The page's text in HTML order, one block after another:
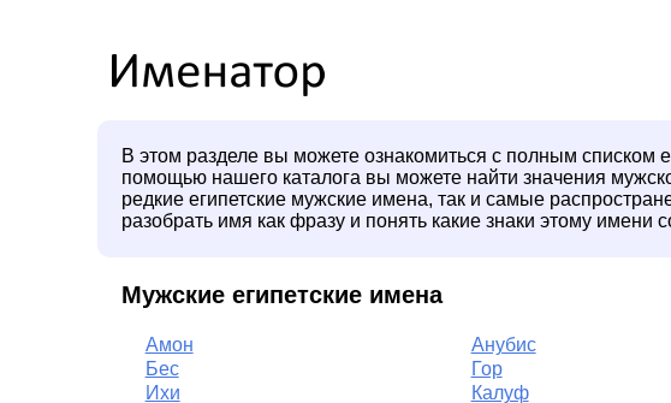
В этом разделе вы можете ознакомиться с полным списком
помощью нашего каталога вы можете найти значения
редкие египетские мужские имена, так и самые
разобрать имя как фразу и понять какие знаки этому имени
Мужские египетские имена
Амон Анубис
Бес
Гор
Ихи
Калуф